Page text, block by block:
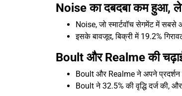
Noise का दबदबा कम हुआ,
Noise, जो स्मार्टवॉच सेगमेंट में सबसे
इसके बावजूद, बिक्री में 19.2%
Boult और Realme की
Boult और Realme ने अपने प्रदर्शन
Boult ने 32.5% की वृद्धि दर्ज की,